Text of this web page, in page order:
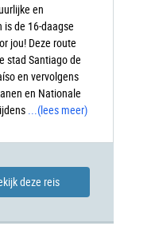
en
is de 16-daagse
jou! Deze route
stad Santiago de
en vervolgens
en Nationale
...(lees meer)
deze reis